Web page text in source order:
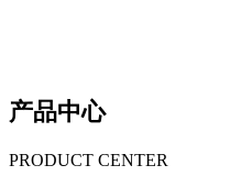
产品中心
PRODUCT CENTER